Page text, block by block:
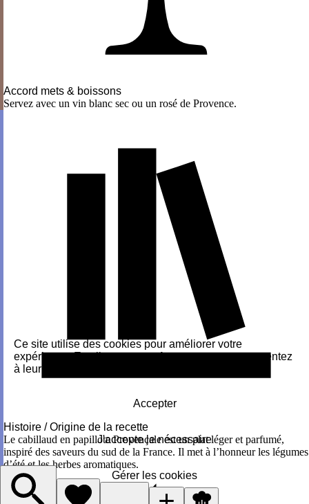
Accord mets & boissons
Servez avec un vin blanc sec ou un rosé de Provence.
Histoire / Origine de la recette
Le cabillaud en papillote Provençale est un plat léger et parfumé,
inspiré des saveurs du sud de la France. Il met à l’honneur les légumes
d’été et les herbes aromatiques.
Ce site utilise des cookies pour améliorer votre
expérience. En cliquant sur « Accepter », vous consentez
à leur utilisation.
Accepter
J'accepte le nécessaire
Gérer les cookies